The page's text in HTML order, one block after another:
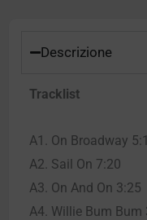
Descrizione
Tracklist
A1. On Broadway
A2. Sail On 7:20
A3. On And On 3:25
A4. Willie Bum Bum